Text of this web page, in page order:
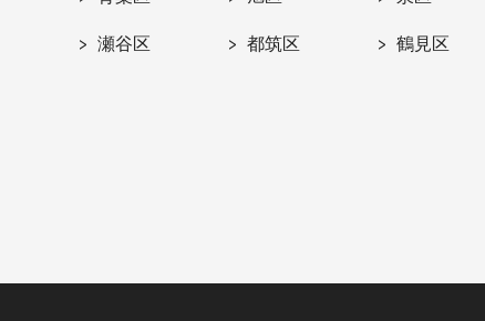
瀬谷区 都筑区 鶴見区